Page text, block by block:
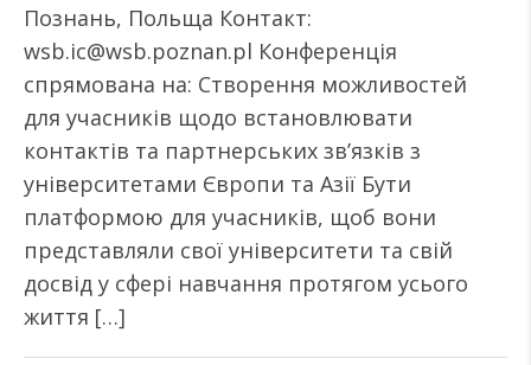
Познань, Польща Контакт:
wsb.ic@wsb.poznan.pl Конференція
спрямована на: Створення можливостей
для учасників щодо встановлювати
контактів та партнерських зв’язків з
університетами Європи та Азії Бути
платформою для учасників, щоб вони
представляли свої університети та свій
досвід у сфері навчання протягом усього
життя […]